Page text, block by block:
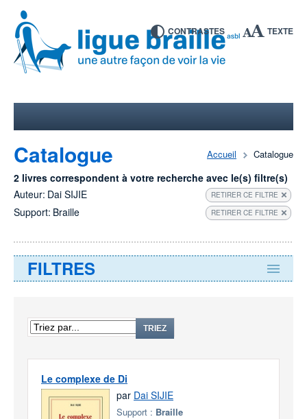
CONTRASTES TEXTE
Accueil Catalogue
Catalogue
2 livres correspondent à votre recherche avec le(s) filtre(s)
Auteur: Dai SIJIE RETIRER CE FILTRE
Support: Braille RETIRER CE FILTRE
FILTRES
TRIEZ
Le complexe de Di
par Dai SIJIE
Support : Braille